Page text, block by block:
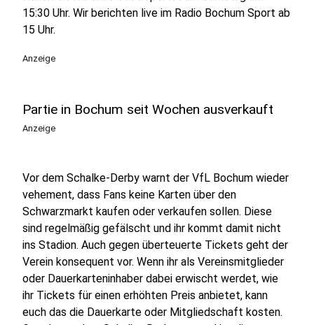
15:30 Uhr. Wir berichten live im Radio Bochum Sport ab
15 Uhr.
Anzeige
Partie in Bochum seit Wochen ausverkauft
Anzeige
Vor dem Schalke-Derby warnt der VfL Bochum wieder
vehement, dass Fans keine Karten über den
Schwarzmarkt kaufen oder verkaufen sollen. Diese
sind regelmäßig gefälscht und ihr kommt damit nicht
ins Stadion. Auch gegen überteuerte Tickets geht der
Verein konsequent vor. Wenn ihr als Vereinsmitglieder
oder Dauerkarteninhaber dabei erwischt werdet, wie
ihr Tickets für einen erhöhten Preis anbietet, kann
euch das die Dauerkarte oder Mitgliedschaft kosten.